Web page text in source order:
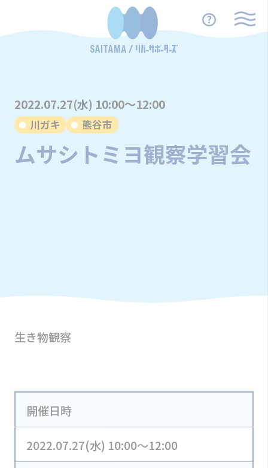
2022.07.27(水) 10:00～12:00
川ガキ 熊谷市
ムサシトミヨ観察学習会
生き物観察
開催日時
2022.07.27(水) 10:00～12:00